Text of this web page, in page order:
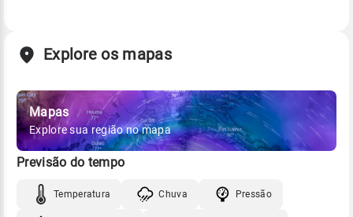
Explore os mapas
Mapas
Explore sua região no mapa
Previsão do tempo
Temperatura Chuva Pressão